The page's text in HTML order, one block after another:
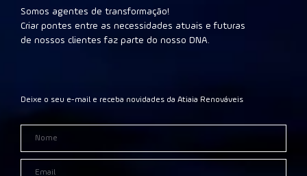
Somos agentes de transformação!
Criar pontes entre as necessidades atuais e futuras
de nossos clientes faz parte do nosso DNA.
Deixe o seu e-mail e receba novidades da Atiaia Renováveis